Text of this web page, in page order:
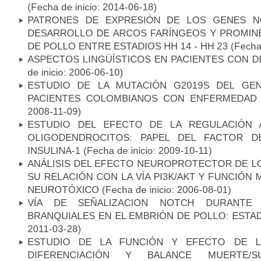
(Fecha de inicio: 2014-06-18)
PATRONES DE EXPRESIÓN DE LOS GENES
DESARROLLO DE ARCOS FARÍNGEOS Y
DE POLLO ENTRE ESTADIOS HH 14 - HH 23
ASPECTOS LINGÜÍSTICOS EN PACIENTES CON
de inicio: 2006-06-10)
ESTUDIO DE LA MUTACIÓN G2019S DEL
PACIENTES COLOMBIANOS CON
2008-11-09)
ESTUDIO DEL EFECTO DE LA
OLIGODENDROCITOS: PAPEL DEL FACTOR
INSULINA-1 (Fecha de inicio: 2009-10-11)
ANÁLISIS DEL EFECTO NEUROPROTECTOR DE
SU RELACIÓN CON LA VÍA PI3K/AKT Y FUNCIÓN
NEUROTÓXICO (Fecha de inicio: 2006-08-01)
VÍA DE SEÑALIZACION NOTCH
BRANQUIALES EN EL EMBRIÓN DE POLLO:
2011-03-28)
ESTUDIO DE LA FUNCIÓN Y EFECTO DE
DIFERENCIACIÓN Y BALANCE MUERTE/